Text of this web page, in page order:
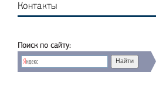
Контакты
Поиск по сайту: